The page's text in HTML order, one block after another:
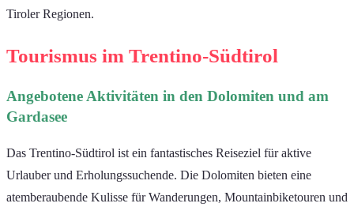
Tiroler Regionen.
Tourismus im Trentino-Südtirol
Angebotene Aktivitäten in den Dolomiten und am
Gardasee
Das Trentino-Südtirol ist ein fantastisches Reiseziel für aktive
Urlauber und Erholungssuchende. Die Dolomiten bieten eine
atemberaubende Kulisse für Wanderungen, Mountainbiketouren und